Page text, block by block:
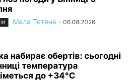
Мала Тетяна - 06.08.2026
набирає обертів: сьогодні
температура
до +34°C